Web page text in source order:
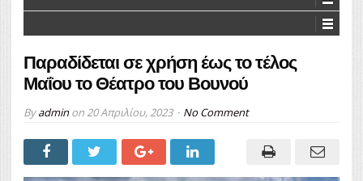
Παραδίδεται σε χρήση έως το τέλος
Μαΐου το Θέατρο του Βουνού
Byadminon 20 Απριλίου, 2023 No Comment